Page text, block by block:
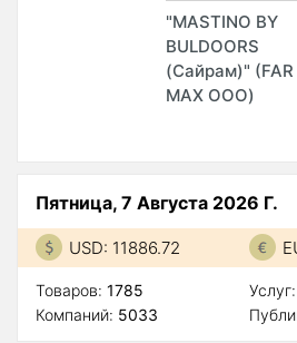
"MASTINO BY
BULDOORS
(Сайрам)" (FAR
MAX ООО)
Пятница, 7 Августа 2026 Г.
USD: 11886.72
Товаров: 1785
Компаний: 5033
Услуг: